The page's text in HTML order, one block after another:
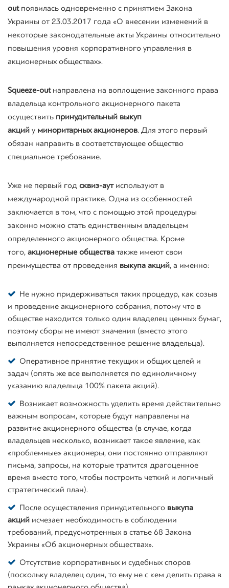
outпоявилась одновременно с принятием Закона
Украины от 23.03.2017 года «О внесении изменений в
некоторые законодательные акты Украины относительно
повышения уровня корпоративного управления в
акционерных обществах».
Squeeze-outнаправлена на воплощение законного права
владельца контрольного акционерного пакета
осуществить принудительный выкуп
акций у миноритарных акционеров. Для этого первый
обязан направить в соответствующее общество
специальное требование.
Уже не первый год сквиз-аутиспользуют в
международной практике. Одна из особенностей
заключается в том, что с помощью этой процедуры
законно можно стать единственным владельцем
определенного акционерного общества. Кроме
того, акционерныеобщества также имеют свои
преимущества от проведения выкупа акций, а именно:
Не нужно придерживаться таких процедур, как созыв
и проведение акционерного собрания, потому что в
обществе находится только один владелец ценных бумаг,
поэтому сборы не имеют значения (вместо этого
выполняется непосредственное решение владельца).
Оперативное принятие текущих и общих целей и
задач (опять же все выполняется по единоличному
указанию владельца 100% пакета акций).
Возникает возможность уделить время действительно
важным вопросам, которые будут направлены на
развитие акционерного общества (в случае, когда
владельцев несколько, возникает такое явление, как
«проблемные» акционеры, они постоянно отправляют
письма, запросы, на которые тратится драгоценное
время вместо того, чтобы построить четкий и логичный
стратегический план).
После осуществления принудительного выкупа
акций исчезает необходимость в соблюдении
требований, предусмотренных в статье 68 Закона
Украины «Об акционерных обществах».
Отсутствие корпоративных и судебных споров
(поскольку владелец один, то ему не с кем делить права в